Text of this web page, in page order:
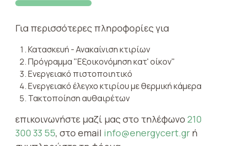
Για περισσότερες πληροφορίες για
Κατασκευή - Ανακαίνιση κτιρίων
Πρόγραμμα "Εξοικονόμηση κατ' οίκον"
Ενεργειακό πιστοποιητικό
Ενεργειακό έλεγχο κτιρίου με θερμική κάμερα
Τακτοποίηση αυθαιρέτων
επικοινωνήστε μαζί μας στο τηλέφωνο 210
300 33 55, στο email info@energycert.gr ή